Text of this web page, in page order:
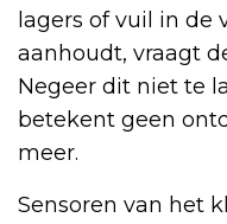
lagers of vuil in de
aanhoudt, vraagt
Negeer dit niet te
betekent geen
meer.
Sensoren van het